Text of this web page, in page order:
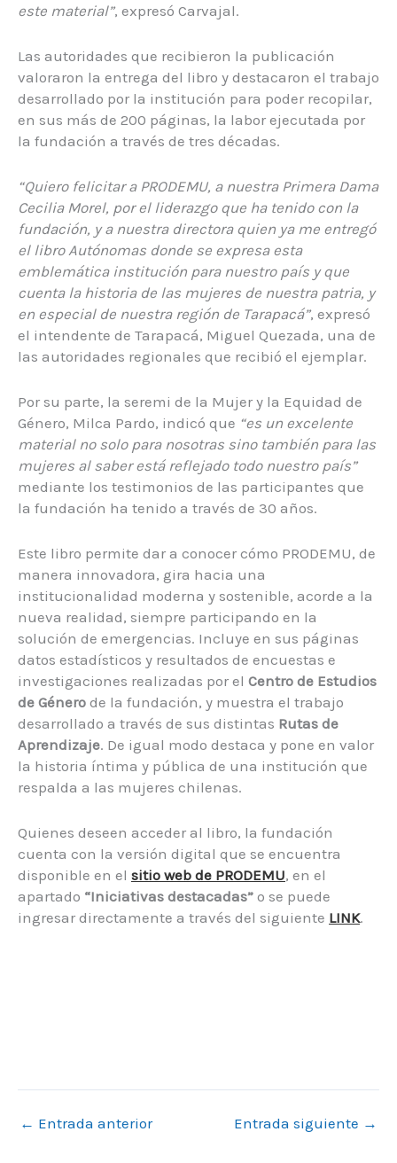
este material”, expresó Carvajal.
Las autoridades que recibieron la publicación
valoraron la entrega del libro y destacaron el trabajo
desarrollado por la institución para poder recopilar,
en sus más de 200 páginas, la labor ejecutada por
la fundación a través de tres décadas.
“Quiero felicitar a PRODEMU, a nuestra Primera Dama
Cecilia Morel, por el liderazgo que ha tenido con la
fundación, y a nuestra directora quien ya me entregó
el libro Autónomas donde se expresa esta
emblemática institución para nuestro país y que
cuenta la historia de las mujeres de nuestra patria, y
en especial de nuestra región de Tarapacá”, expresó
el intendente de Tarapacá, Miguel Quezada, una de
las autoridades regionales que recibió el ejemplar.
Por su parte, la seremi de la Mujer y la Equidad de
Género, Milca Pardo, indicó que “es un excelente
material no solo para nosotras sino también para las
mujeres al saber está reflejado todo nuestro país”
mediante los testimonios de las participantes que
la fundación ha tenido a través de 30 años.
Este libro permite dar a conocer cómo PRODEMU, de
manera innovadora, gira hacia una
institucionalidad moderna y sostenible, acorde a la
nueva realidad, siempre participando en la
solución de emergencias. Incluye en sus páginas
datos estadísticos y resultados de encuestas e
investigaciones realizadas por el Centro de Estudios
de Género de la fundación, y muestra el trabajo
desarrollado a través de sus distintas Rutas de
Aprendizaje. De igual modo destaca y pone en valor
la historia íntima y pública de una institución que
respalda a las mujeres chilenas.
Quienes deseen acceder al libro, la fundación
cuenta con la versión digital que se encuentra
disponible en el sitio web de PRODEMU, en el
apartado “Iniciativas destacadas” o se puede
ingresar directamente a través del siguiente LINK.
← Entrada anterior Entrada siguiente →